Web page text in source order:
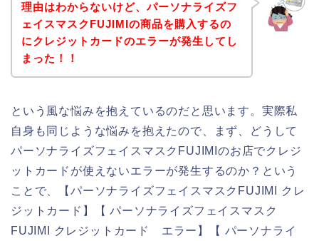
理由はわからないけど、パーソナライズフ
ェイスマスクFUJIMIの商品を購入するの
にクレジットカードのエラーが発生してし
まった！！
という風な悩みを抱えているのだと思います。実際私
自身も同じような悩みを抱えたので、まず、どうして
パーソナライズフェイスマスクFUJIMIのお店でクレジ
ットカードが使えないエラーが発生するのか？という
ことで、【パーソナライズフェイスマスクFUJIMI クレ
ジットカード】【 パーソナライズフェイスマスク
FUJIMI クレジットカード エラー】【 パーソナライ